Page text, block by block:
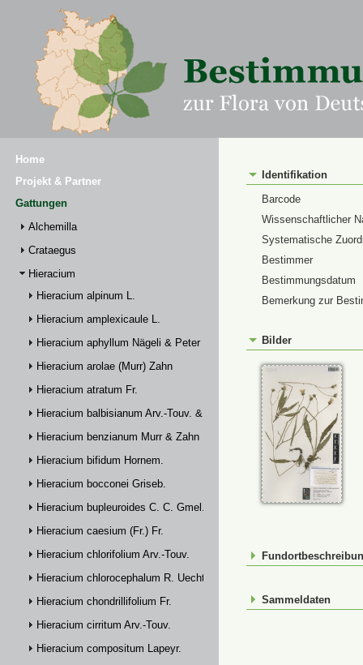
Home
Projekt & Partner
Gattungen
Alchemilla
Crataegus
Hieracium
Hieracium alpinum L.
Hieracium amplexicaule L.
Hieracium aphyllum Nägeli & Peter
Hieracium arolae (Murr) Zahn
Hieracium atratum Fr.
Hieracium balbisianum Arv.-Touv. & Briq.
Hieracium benzianum Murr & Zahn
Hieracium bifidum Hornem.
Hieracium bocconei Griseb.
Hieracium bupleuroides C. C. Gmel.
Hieracium caesium (Fr.) Fr.
Hieracium chlorifolium Arv.-Touv.
Hieracium chlorocephalum R. Uechtr.
Hieracium chondrillifolium Fr.
Hieracium cirritum Arv.-Touv.
Hieracium compositum Lapeyr.
Identifikation
Barcode
Wissenschaftlicher
Systematische
Bestimmer
Bestimmungsdatum
Bemerkung zur
Bilder
Sammeldaten